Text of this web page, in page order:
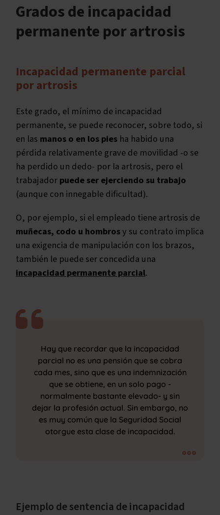
Grados de incapacidad
permanente porartrosis
Incapacidad permanente parcial
por artrosis
Este grado, el mínimo de incapacidad
permanente, se puede reconocer, sobre todo, si
en las manos o en los pies ha habido una
pérdida relativamente grave de movilidad -o se
ha perdido un dedo- por la artrosis, pero el
trabajadorpuede ser ejerciendo su trabajo
(aunque con innegable dificultad).
O, por ejemplo, si el empleado tiene artrosis de
muñecas, codo u hombrosy su contrato implica
una exigencia de manipulación con los brazos,
también le puede ser concedida una
incapacidad permanente parcial.
Hay que recordar que la incapacidad
parcial no es una pensión que se cobra
cada mes, sino que es una indemnización
que se obtiene, en un solo pago -
normalmente bastante elevado- y sin
dejar la profesión actual. Sin embargo, no
es muy común que la Seguridad Social
otorgue esta clase de incapacidad.
Ejemplo de sentencia de incapacidad